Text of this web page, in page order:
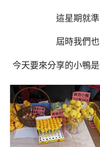
這星期就
屆時我們
今天要來分享的小鴨